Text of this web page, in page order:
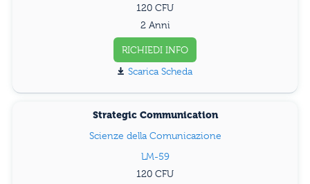
120
2 Anni
RICHIEDI INFO
Scarica Scheda
Strategic Communication
Scienze della Comunicazione
LM-59
120